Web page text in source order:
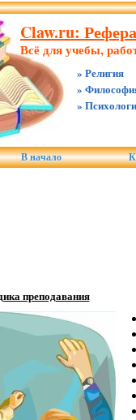
Claw.ru:
Всё для учебы,
» Религия
»
»
В начало
преподавания